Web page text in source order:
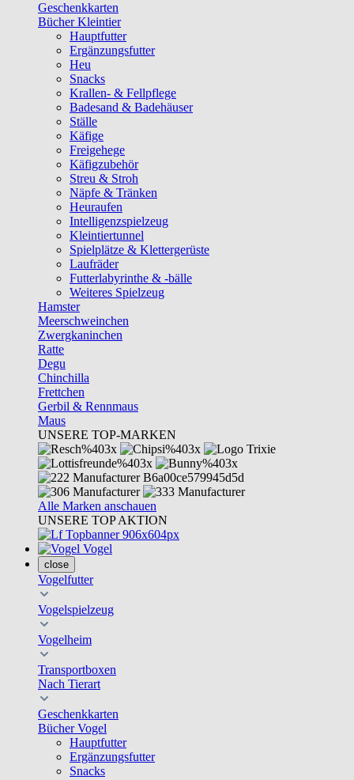
Geschenkkarten
Bücher Kleintier
Hauptfutter
Ergänzungsfutter
Heu
Snacks
Krallen- & Fellpflege
Badesand & Badehäuser
Ställe
Käfige
Freigehege
Käfigzubehör
Streu & Stroh
Näpfe & Tränken
Heuraufen
Intelligenzspielzeug
Kleintiertunnel
Spielplätze & Klettergerüste
Laufräder
Futterlabyrinthe & -bälle
Weiteres Spielzeug
Hamster
Meerschweinchen
Zwergkaninchen
Ratte
Degu
Chinchilla
Frettchen
Gerbil & Rennmaus
Maus
UNSERE TOP-MARKEN
Alle Marken anschauen
UNSERE TOP AKTION
Vogel
close
Vogelfutter
Vogelspielzeug
Vogelheim
Transportboxen
Nach Tierart
Geschenkkarten
Bücher Vogel
Hauptfutter
Ergänzungsfutter
Snacks